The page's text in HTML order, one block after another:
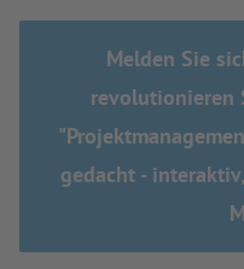
Melden Sie
revolutionieren
gedacht -